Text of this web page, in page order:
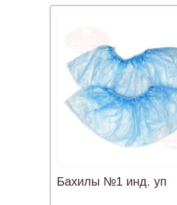
Бахилы №1 инд. уп